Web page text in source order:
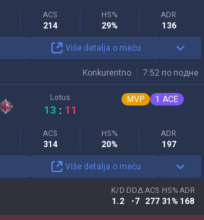
ACS
214
HS%
29%
ADR
136
Više detalja o meču
Konkurentno 7:52 по подне
Lotus
13 : 11
MVP 1 ACE
ACS
314
HS%
20%
ADR
197
Više detalja o meču
K/D
1.2
DDΔ
-7
ACS
277
HS%
31%
ADR
168